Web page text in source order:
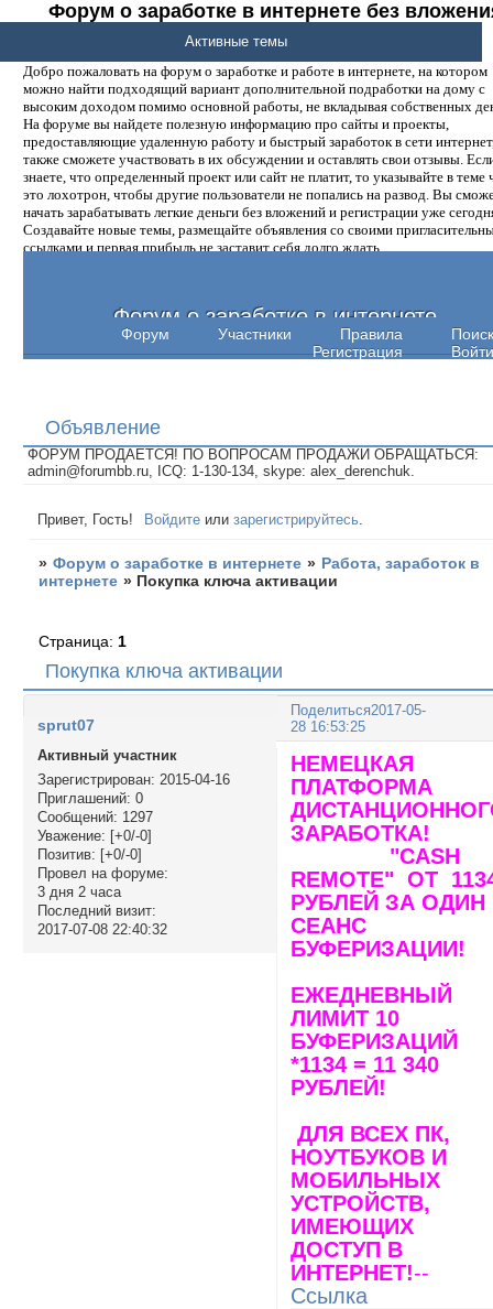
Форум о заработке в интернете без
денег.
Добро пожаловать на форум о заработке и работе в интернете, на котором
можно найти подходящий вариант дополнительной подработки на дому с
высоким доходом помимо основной работы, не вкладывая собственных
На форуме вы найдете полезную информацию про сайты и проекты,
предоставляющие удаленную работу и быстрый заработок в сети
также сможете участвовать в их обсуждении и оставлять свои отзывы.
знаете, что определенный проект или сайт не платит, то указывайте в теме
это лохотрон, чтобы другие пользователи не попались на развод. Вы
начать зарабатывать легкие деньги без вложений и регистрации уже
Создавайте новые темы, размещайте объявления со своими
ссылками и первая прибыль не заставит себя долго ждать.
Форум о заработке в интернете
Форум Участники Правила
Поиск
Регистрация
Войти
Активные темы
Объявление
ФОРУМ ПРОДАЕТСЯ! ПО ВОПРОСАМ ПРОДАЖИ ОБРАЩАТЬСЯ:
admin@forumbb.ru, ICQ: 1-130-134, skype: alex_derenchuk.
Привет, Гость! Войдите илизарегистрируйтесь
» Форум о заработке в интернете » Работа, заработок в
интернете » Покупка ключа активации
Покупка ключа активации
Страница: 1
Поделиться2017-05-
28 16:53:25
sprut07
Активный участник
Зарегистрирован: 2015-04-16
Приглашений: 0
Сообщений: 1297
Уважение: [+0/-0]
Позитив: [+0/-0]
Провел на форуме:
3 дня 2 часа
Последний визит:
2017-07-08 22:40:32
НЕМЕЦКАЯ
ПЛАТФОРМА
ЗАРАБОТКА!
"CASH
REMOTE" ОТ
РУБЛЕЙ ЗА ОДИН
СЕАНС
БУФЕРИЗАЦИИ!
ЕЖЕДНЕВНЫЙ
ЛИМИТ 10
БУФЕРИЗАЦИЙ
*1134 = 11 340
РУБЛЕЙ!
ДЛЯ ВСЕХ ПК,
НОУТБУКОВ И
МОБИЛЬНЫХ
УСТРОЙСТВ,
ИМЕЮЩИХ
ДОСТУП В
ИНТЕРНЕТ!--
Ссылка